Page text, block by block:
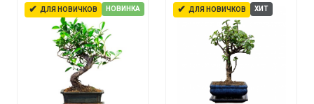
✔ ДЛЯ НОВИЧКОВ НОВИНКА ✔ ДЛЯ НОВИЧКОВ ХИТ